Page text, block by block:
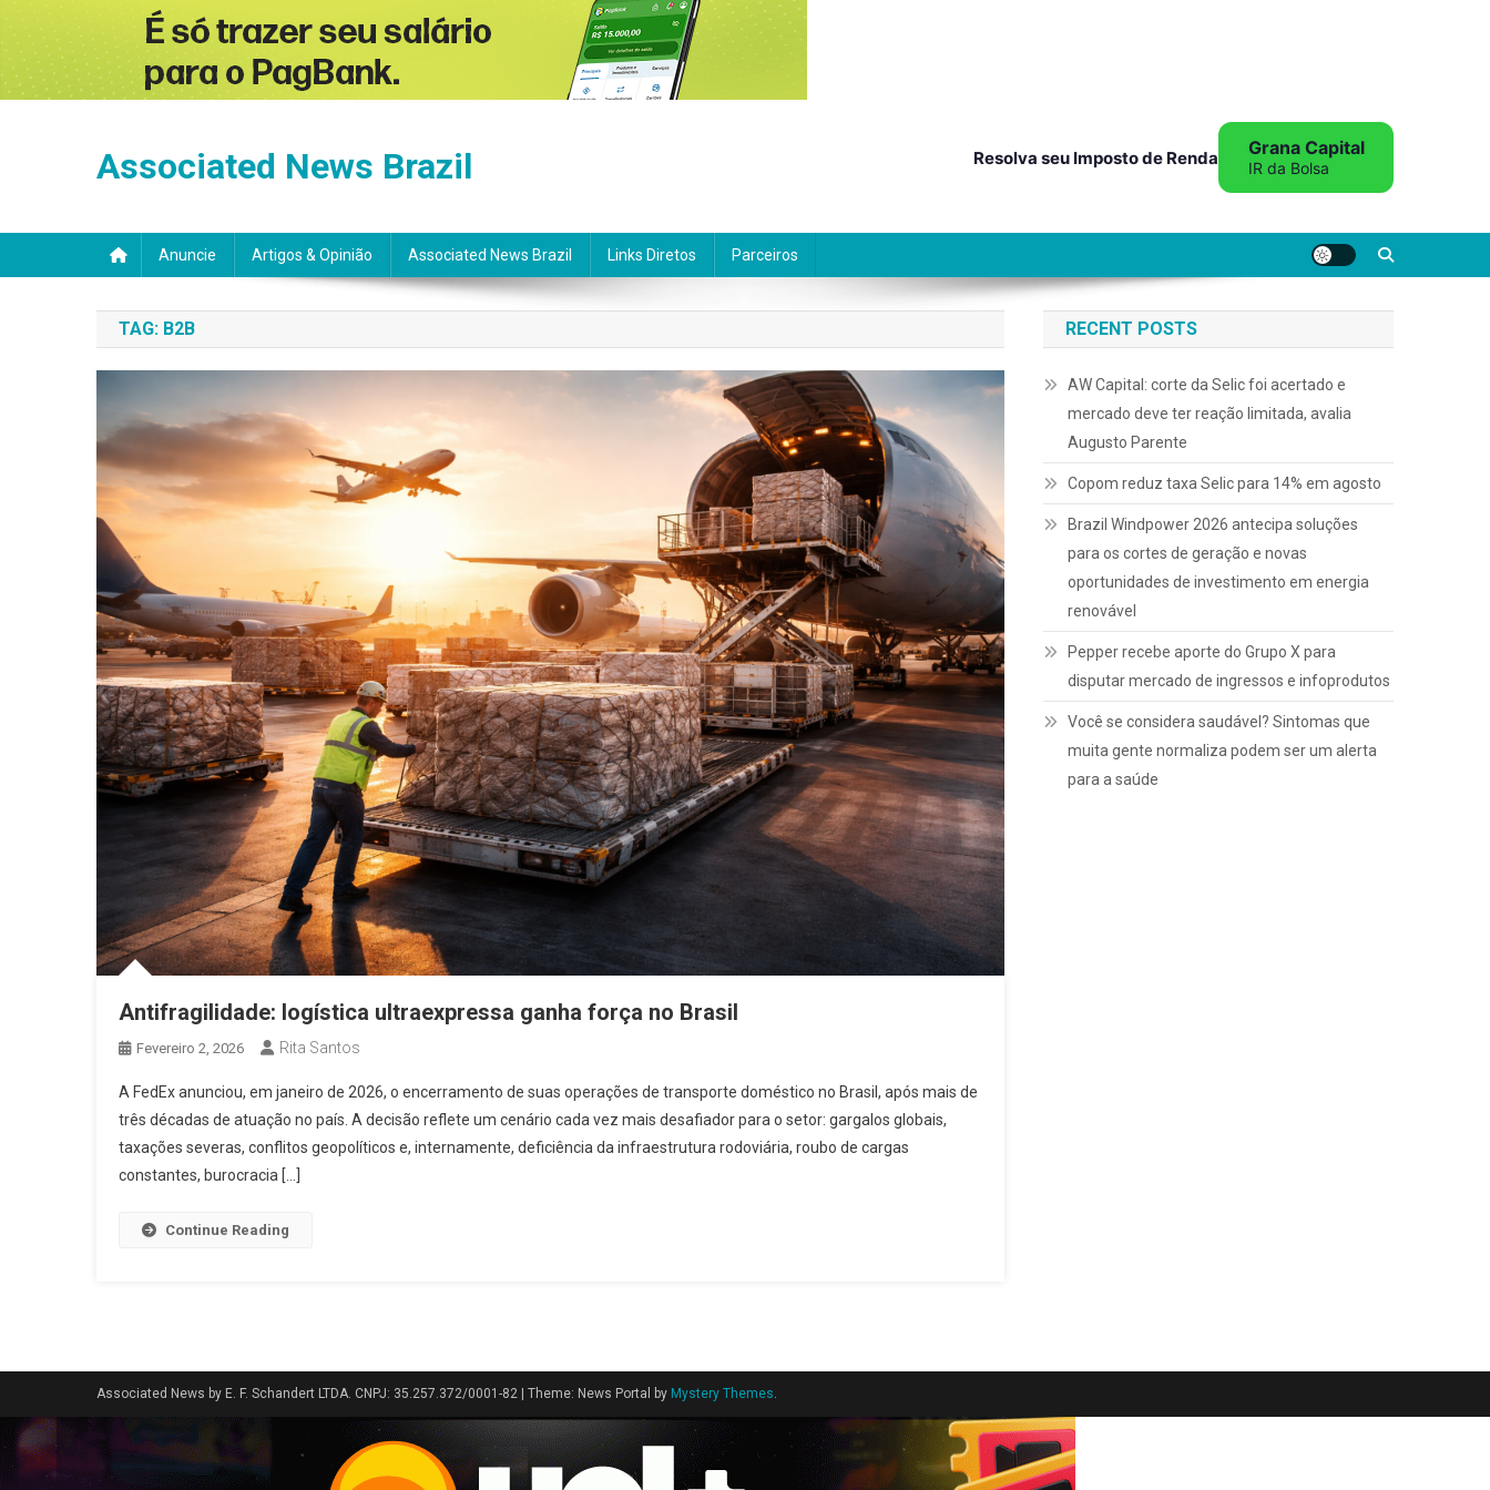
Associated News Brazil Resolva seu Imposto de Renda Grana Capital
IR da Bolsa
Anuncie Artigos & Opinião Associated News Brazil Links Diretos Parceiros
TAG: B2B
Antifragilidade: logística ultraexpressa ganha força no Brasil
Fevereiro 2, 2026 Rita Santos
A FedEx anunciou, em janeiro de 2026, o encerramento de suas operações de transporte doméstico no Brasil, após mais de
três décadas de atuação no país. A decisão reflete um cenário cada vez mais desafiador para o setor: gargalos globais,
taxações severas, conflitos geopolíticos e, internamente, deficiência da infraestrutura rodoviária, roubo de cargas
constantes, burocracia […]
Continue Reading
RECENT POSTS
AW Capital: corte da Selic foi acertado e
mercado deve ter reação limitada, avalia
Augusto Parente
Copom reduz taxa Selic para 14% em agosto
Brazil Windpower 2026 antecipa soluções
para os cortes de geração e novas
oportunidades de investimento em energia
renovável
Pepper recebe aporte do Grupo X para
disputar mercado de ingressos e infoprodutos
Você se considera saudável? Sintomas que
muita gente normaliza podem ser um alerta
para a saúde
Associated News by E. F. Schandert LTDA. CNPJ: 35.257.372/0001-82 Theme: News Portal by Mystery Themes.